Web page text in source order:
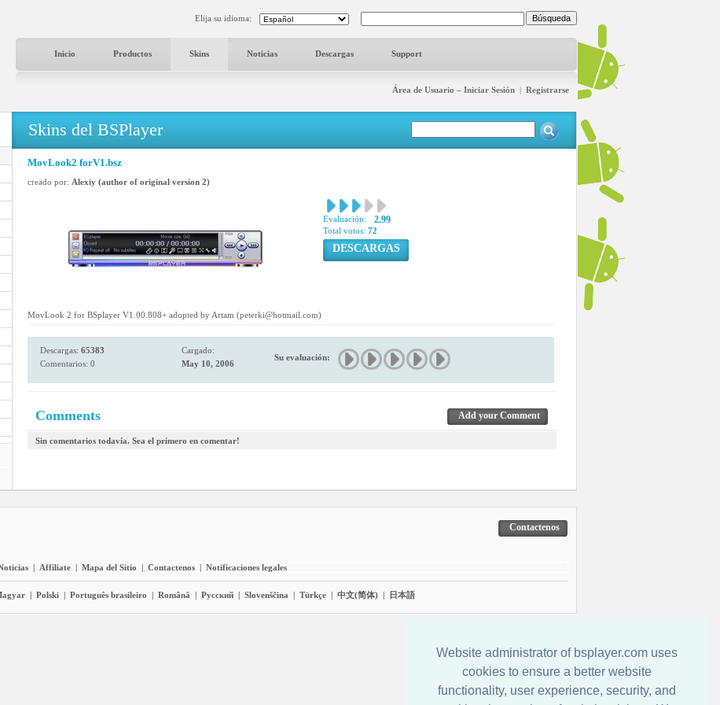
Website administrator of bsplayer.com uses
cookies to ensure a better website
functionality, user experience, security, and
Elija su idioma:
Inicio Productos Skins Noticias Descargas Support
Área de Usuario – Iniciar Sesión | Registrarse
Skins del BSPlayer
MovLook2 forV1.bsz
creado por: Alexiy (author of original version 2)
Evaluación: 2.99
Total votos: 72
DESCARGAS
MovLook 2 for BSplayer V1.00.808+ adopted by Artam (peterki@hotmail.com)
Descargas: 65383
Comentarios: 0
Cargado:
May 10, 2006
Su evaluación:
Comments Add your Comment
Sin comentarios todavía. Sea el primero en comentar!
Contactenos
| Affiliate | Mapa del Sitio | Contactenos | Notificaciones legales
| Polski | Português brasileiro | Română | Pyccĸий | Slovenščina | Türkçe | 中文(简体) | 日本語